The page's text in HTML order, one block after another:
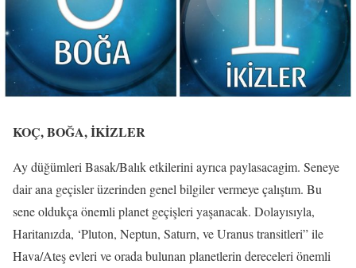
KOÇ, BOĞA, İKİZLER
Ay düğümleri Basak/Balık etkilerini ayrıca paylasacagim. Seneye
dair ana geçisler üzerinden genel bilgiler vermeye çalıştım. Bu
sene oldukça önemli planet geçişleri yaşanacak. Dolayısıyla,
Haritanızda, ‘Pluton, Neptun, Saturn, ve Uranus transitleri” ile
Hava/Ateş evleri ve orada bulunan planetlerin dereceleri önemli